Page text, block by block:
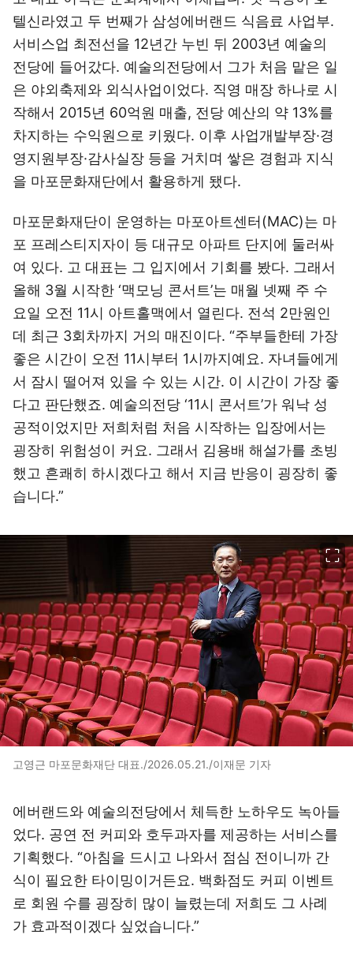
텔신라였고 두 번째가 삼성에버랜드 식음료 사업부.
서비스업 최전선을 12년간 누빈 뒤 2003년 예술의
전당에 들어갔다. 예술의전당에서 그가 처음 맡은 일
은 야외축제와 외식사업이었다. 직영 매장 하나로 시
작해서 2015년 60억원 매출, 전당 예산의 약 13%를
차지하는 수익원으로 키웠다. 이후 사업개발부장·경
영지원부장·감사실장 등을 거치며 쌓은 경험과 지식
을 마포문화재단에서 활용하게 됐다.
마포문화재단이 운영하는 마포아트센터(MAC)는 마
포 프레스티지자이 등 대규모 아파트 단지에 둘러싸
여 있다. 고 대표는 그 입지에서 기회를 봤다. 그래서
올해 3월 시작한 ‘맥모닝 콘서트’는 매월 넷째 주 수
요일 오전 11시 아트홀맥에서 열린다. 전석 2만원인
데 최근 3회차까지 거의 매진이다. “주부들한테 가장
좋은 시간이 오전 11시부터 1시까지예요. 자녀들에게
서 잠시 떨어져 있을 수 있는 시간. 이 시간이 가장 좋
다고 판단했죠. 예술의전당 ‘11시 콘서트’가 워낙 성
공적이었지만 저희처럼 처음 시작하는 입장에서는
굉장히 위험성이 커요. 그래서 김용배 해설가를 초빙
했고 흔쾌히 하시겠다고 해서 지금 반응이 굉장히 좋
습니다.”
고영근 마포문화재단 대표./2026.05.21./이재문 기자
에버랜드와 예술의전당에서 체득한 노하우도 녹아들
었다. 공연 전 커피와 호두과자를 제공하는 서비스를
기획했다. “아침을 드시고 나와서 점심 전이니까 간
식이 필요한 타이밍이거든요. 백화점도 커피 이벤트
로 회원 수를 굉장히 많이 늘렸는데 저희도 그 사례
가 효과적이겠다 싶었습니다.”